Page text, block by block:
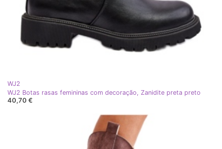
WJ2
WJ2 Botas rasas femininas com decoração, Zanidite preta preto
40,70 €